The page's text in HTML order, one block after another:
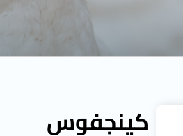
كينجفوس